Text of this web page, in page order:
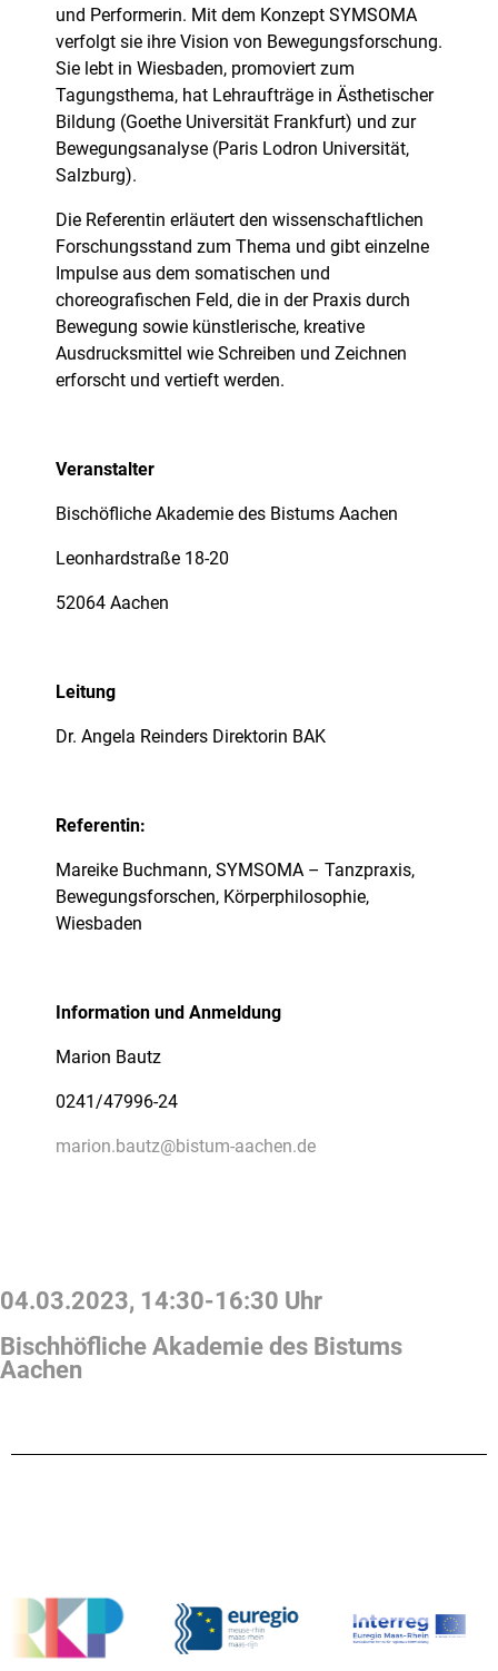
und Performerin. Mit dem Konzept SYMSOMA
verfolgt sie ihre Vision von Bewegungsforschung.
Sie lebt in Wiesbaden, promoviert zum
Tagungsthema, hat Lehraufträge in Ästhetischer
Bildung (Goethe Universität Frankfurt) und zur
Bewegungsanalyse (Paris Lodron Universität,
Salzburg).
Die Referentin erläutert den wissenschaftlichen
Forschungsstand zum Thema und gibt einzelne
Impulse aus dem somatischen und
choreografischen Feld, die in der Praxis durch
Bewegung sowie künstlerische, kreative
Ausdrucksmittel wie Schreiben und Zeichnen
erforscht und vertieft werden.
Veranstalter
Bischöfliche Akademie des Bistums Aachen
Leonhardstraße 18-20
52064 Aachen
Leitung
Dr. Angela Reinders Direktorin BAK
Referentin:
Mareike Buchmann, SYMSOMA – Tanzpraxis,
Bewegungsforschen, Körperphilosophie,
Wiesbaden
Information und Anmeldung
Marion Bautz
0241/47996-24
marion.bautz@bistum-aachen.de
04.03.2023, 14:30-16:30 Uhr
Bischhöfliche Akademie des Bistums
Aachen